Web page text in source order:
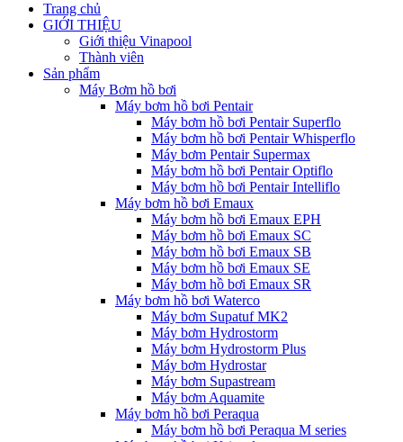
Trang chủ
GIỚI THIỆU
Giới thiệu Vinapool
Thành viên
Sản phẩm
Máy Bơm hồ bơi
Máy bơm hồ bơi Pentair
Máy bơm hồ bơi Pentair Superflo
Máy bơm hồ bơi Pentair Whisperflo
Máy bơm Pentair Supermax
Máy bơm hồ bơi Pentair Optiflo
Máy bơm hồ bơi Pentair Intelliflo
Máy bơm hồ bơi Emaux
Máy bơm hồ bơi Emaux EPH
Máy bơm hồ bơi Emaux SC
Máy bơm hồ bơi Emaux SB
Máy bơm hồ bơi Emaux SE
Máy bơm hồ bơi Emaux SR
Máy bơm hồ bơi Waterco
Máy bơm Supatuf MK2
Máy bơm Hydrostorm
Máy bơm Hydrostorm Plus
Máy bơm Hydrostar
Máy bơm Supastream
Máy bơm Aquamite
Máy bơm hồ bơi Peraqua
Máy bơm hồ bơi Peraqua M series